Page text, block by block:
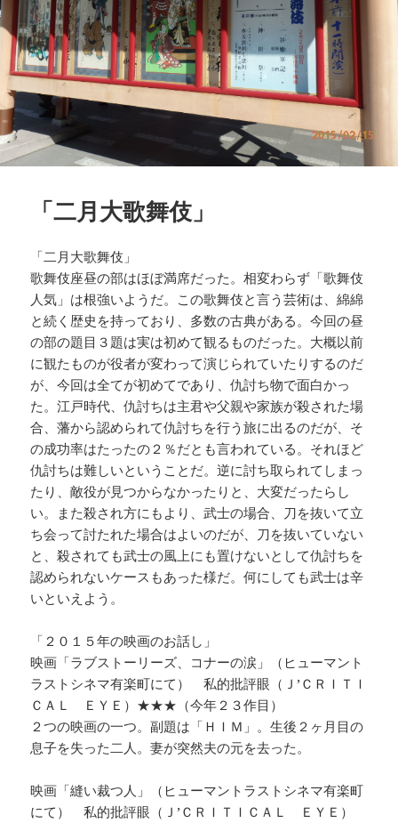
「二月大歌舞伎」
「二月大歌舞伎」
歌舞伎座昼の部はほぼ満席だった。相変わらず「歌舞伎
人気」は根強いようだ。この歌舞伎と言う芸術は、綿綿
と続く歴史を持っており、多数の古典がある。今回の昼
の部の題目３題は実は初めて観るものだった。大概以前
に観たものが役者が変わって演じられていたりするのだ
が、今回は全てが初めてであり、仇討ち物で面白かっ
た。江戸時代、仇討ちは主君や父親や家族が殺された場
合、藩から認められて仇討ちを行う旅に出るのだが、そ
の成功率はたったの２％だとも言われている。それほど
仇討ちは難しいということだ。逆に討ち取られてしまっ
たり、敵役が見つからなかったりと、大変だったらし
い。また殺され方にもより、武士の場合、刀を抜いて立
ち会って討たれた場合はよいのだが、刀を抜いていない
と、殺されても武士の風上にも置けないとして仇討ちを
認められないケースもあった様だ。何にしても武士は辛
いといえよう。
「２０１５年の映画のお話し」
映画「ラブストーリーズ、コナーの涙」（ヒューマント
ラストシネマ有楽町にて） 私的批評眼（Ｊ’ＣＲＩＴＩ
ＣＡＬ ＥＹＥ）★★★（今年２３作目）
２つの映画の一つ。副題は「ＨＩＭ」。生後２ヶ月目の
息子を失った二人。妻が突然夫の元を去った。
映画「縫い裁つ人」（ヒューマントラストシネマ有楽町
にて） 私的批評眼（Ｊ’ＣＲＩＴＩＣＡＬ ＥＹＥ）